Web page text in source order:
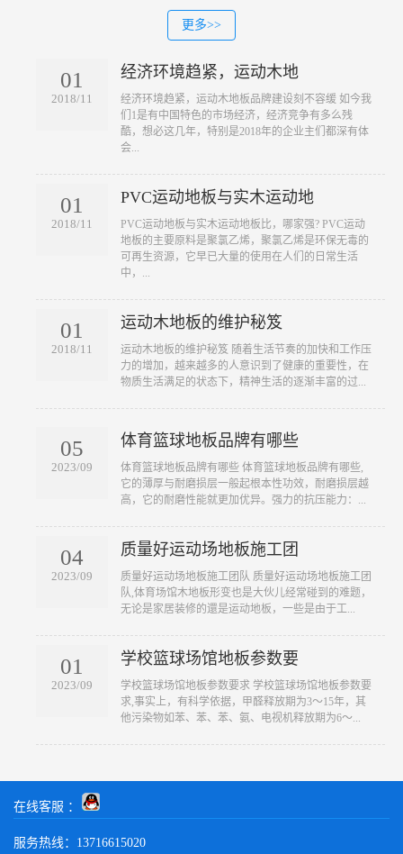
更多>>
01
2018/11
经济环境趋紧，运动木地
​经济环境趋紧，运动木地板品牌建设刻不容缓 如今我
们1是有中国特色的市场经济，经济竞争有多么残
酷，想必这几年，特别是2018年的企业主们都深有体
会...
01
2018/11
PVC运动地板与实木运动地
​PVC运动地板与实木运动地板比，哪家强? PVC运动
地板的主要原料是聚氯乙烯，聚氯乙烯是环保无毒的
可再生资源，它早已大量的使用在人们的日常生活
中，...
01
2018/11
运动木地板的维护秘笈
​运动木地板的维护秘笈 随着生活节奏的加快和工作压
力的增加，越来越多的人意识到了健康的重要性，在
物质生活满足的状态下，精神生活的逐渐丰富的过...
05
2023/09
体育篮球地板品牌有哪些
​体育篮球地板品牌有哪些 体育篮球地板品牌有哪些,
它的薄厚与耐磨损层一般起根本性功效，耐磨损层越
高，它的耐磨性能就更加优异。强力的抗压能力：...
04
2023/09
质量好运动场地板施工团
​质量好运动场地板施工团队 质量好运动场地板施工团
队,体育场馆木地板形变也是大伙儿经常碰到的难题，
无论是家居装修的還是运动地板，一些是由于工...
01
2023/09
学校篮球场馆地板参数要
​学校篮球场馆地板参数要求 学校篮球场馆地板参数要
求,事实上，有科学依据，甲醛释放期为3～15年，其
他污染物如苯、苯、苯、氨、电视机释放期为6～...
在线客服 ：
服务热线：13716615020